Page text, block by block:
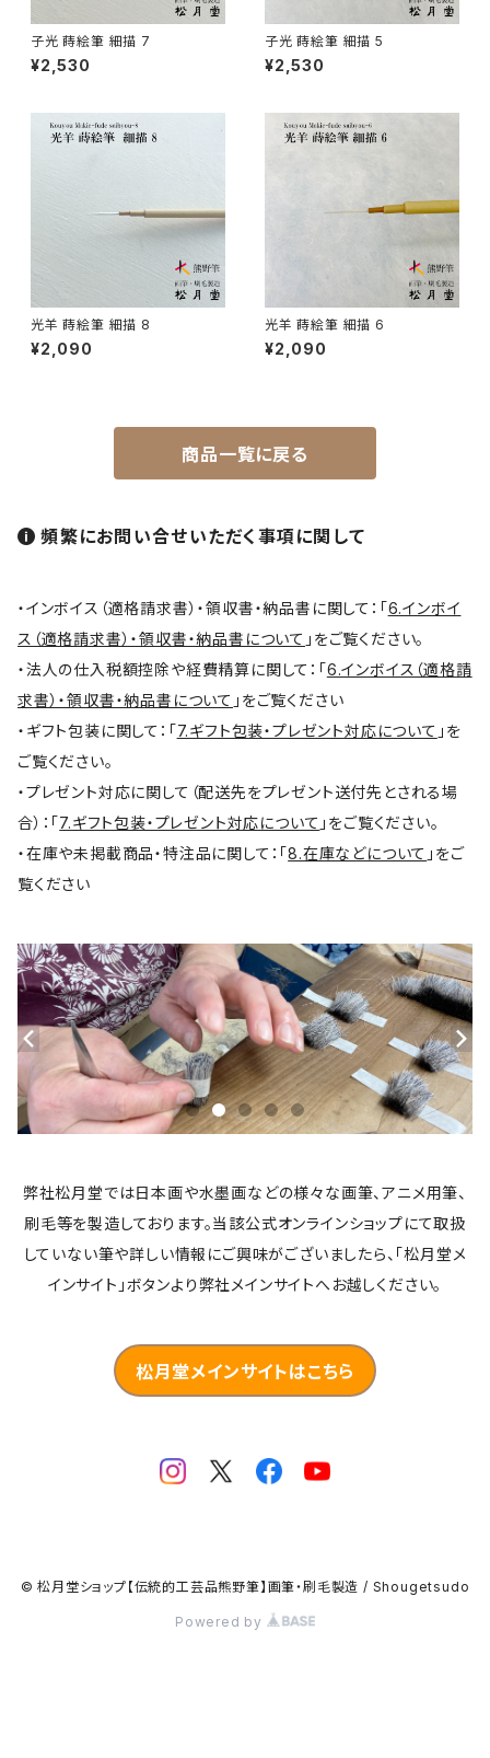
如水 / NYOSUI (line,color)
白圭 / HAKKEI(line,color,crafts)
蒔絵筆 / MAKIE
円山筆 / Maruyama Fude
オロンピー筆 / Oronpy Fude
平筆 / Hirafude (flat brush)
連筆/Renpitsu
子光 蒔絵筆 細描 7
¥2,530
子光 蒔絵筆 細描 5
¥2,530
光羊 蒔絵筆 細描 8
¥2,090
光羊 蒔絵筆 細描 6
¥2,090
商品一覧に戻る
頻繁にお問い合せいただく事項に関して
・インボイス（適格請求書）・領収書・納品書に関して：「6.インボイ
ス（適格請求書）・領収書・納品書について 」をご覧ください。
・法人の仕入税額控除や経費精算に関して：「6.インボイス（適格請
求書）・領収書・納品書について 」をご覧ください
・ギフト包装に関して：「7.ギフト包装・プレゼント対応について 」を
ご覧ください。
・プレゼント対応に関して（配送先をプレゼント送付先とされる場
合）：「7.ギフト包装・プレゼント対応について 」をご覧ください。
・在庫や未掲載商品・特注品に関して：「8.在庫などについて 」をご
覧ください
弊社松月堂では日本画や水墨画などの様々な画筆、アニメ用筆、
刷毛等を製造しております。当該公式オンラインショップにて取扱
していない筆や詳しい情報にご興味がございましたら、「松月堂メ
インサイト」ボタンより弊社メインサイトへお越しください。
松月堂メインサイトはこちら
© 松月堂ショップ【伝統的工芸品熊野筆】画筆・刷毛製造 / Shougetsudo
Powered by